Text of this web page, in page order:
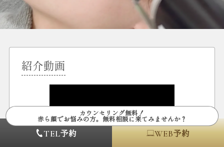
カウンセリング無料！
赤ら顔でお悩みの方。無料相談に来てみませんか？
TEL予約 WEB予約
紹介動画